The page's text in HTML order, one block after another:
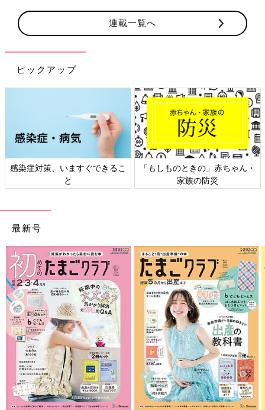
連載一覧へ
ピックアップ
日本外来小児科学会リーフレッ
ト検討会
六星占術 細木かおりさんの人生
相談
最新号